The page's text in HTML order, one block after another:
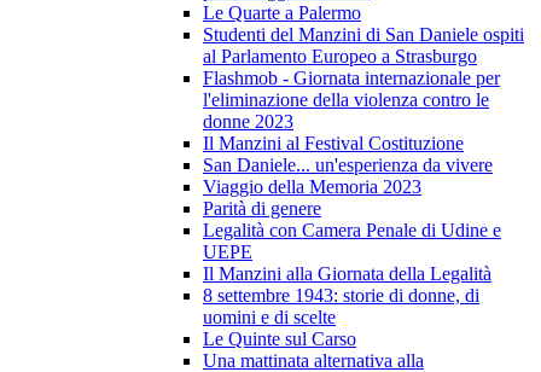
Le Quarte a Palermo
Studenti del Manzini di San Daniele ospiti
al Parlamento Europeo a Strasburgo
Flashmob - Giornata internazionale per
l'eliminazione della violenza contro le
donne 2023
Il Manzini al Festival Costituzione
San Daniele... un'esperienza da vivere
Viaggio della Memoria 2023
Parità di genere
Legalità con Camera Penale di Udine e
UEPE
Il Manzini alla Giornata della Legalità
8 settembre 1943: storie di donne, di
uomini e di scelte
Le Quinte sul Carso
Una mattinata alternativa alla